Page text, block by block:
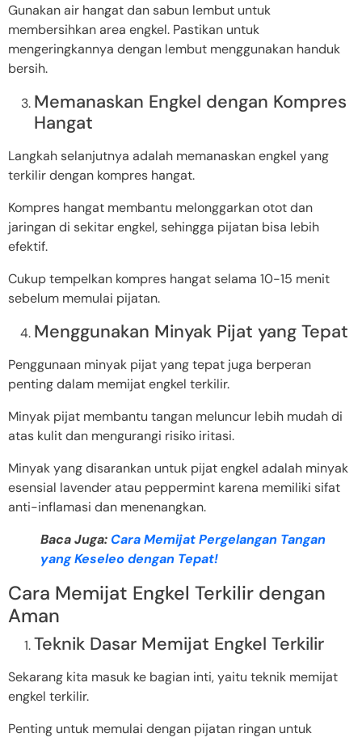
Gunakan air hangat dan sabun lembut untuk
membersihkan area engkel. Pastikan untuk
mengeringkannya dengan lembut menggunakan handuk
bersih.
Memanaskan Engkel dengan Kompres
Hangat
Langkah selanjutnya adalah memanaskan engkel yang
terkilir dengan kompres hangat.
Kompres hangat membantu melonggarkan otot dan
jaringan di sekitar engkel, sehingga pijatan bisa lebih
efektif.
Cukup tempelkan kompres hangat selama 10-15 menit
sebelum memulai pijatan.
Menggunakan Minyak Pijat yang Tepat
Penggunaan minyak pijat yang tepat juga berperan
penting dalam memijat engkel terkilir.
Minyak pijat membantu tangan meluncur lebih mudah di
atas kulit dan mengurangi risiko iritasi.
Minyak yang disarankan untuk pijat engkel adalah minyak
esensial lavender atau peppermint karena memiliki sifat
anti-inflamasi dan menenangkan.
Baca Juga: Cara Memijat Pergelangan Tangan
yang Keseleo dengan Tepat!
Cara Memijat Engkel Terkilir dengan
Aman
Teknik Dasar Memijat Engkel Terkilir
Sekarang kita masuk ke bagian inti, yaitu teknik memijat
engkel terkilir.
Penting untuk memulai dengan pijatan ringan untuk